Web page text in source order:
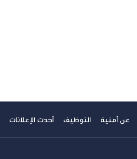
عن أمنية التوظيف أحدث الإعلانات